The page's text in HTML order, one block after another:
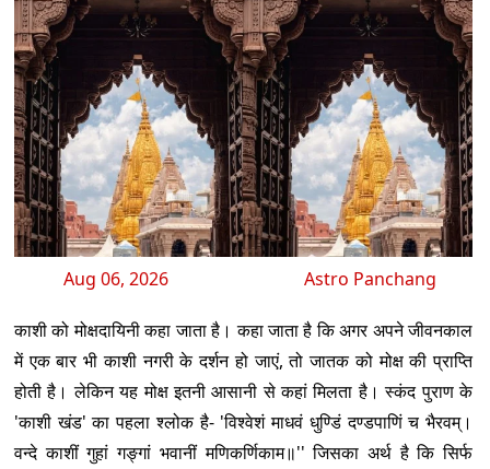
Aug 06, 2026 Astro Panchang
काशी को मोक्षदायिनी कहा जाता है। कहा जाता है कि अगर अपने जीवनकाल
में एक बार भी काशी नगरी के दर्शन हो जाएं, तो जातक को मोक्ष की प्राप्ति
होती है। लेकिन यह मोक्ष इतनी आसानी से कहां मिलता है। स्कंद पुराण के
'काशी खंड' का पहला श्लोक है- 'विश्वेशं माधवं धुण्डिं दण्डपाणिं च भैरवम्।
वन्दे काशीं गुहां गङ्गां भवानीं मणिकर्णिकाम॥'' जिसका अर्थ है कि सिर्फ